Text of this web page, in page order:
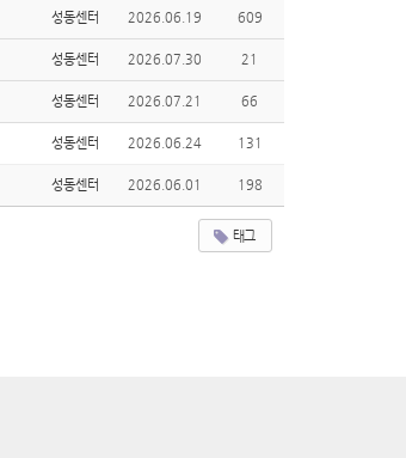
성동센터 2026.06.19 609
성동센터 2026.07.30 21
성동센터 2026.07.21 66
성동센터 2026.06.24 131
성동센터 2026.06.01 198
태그